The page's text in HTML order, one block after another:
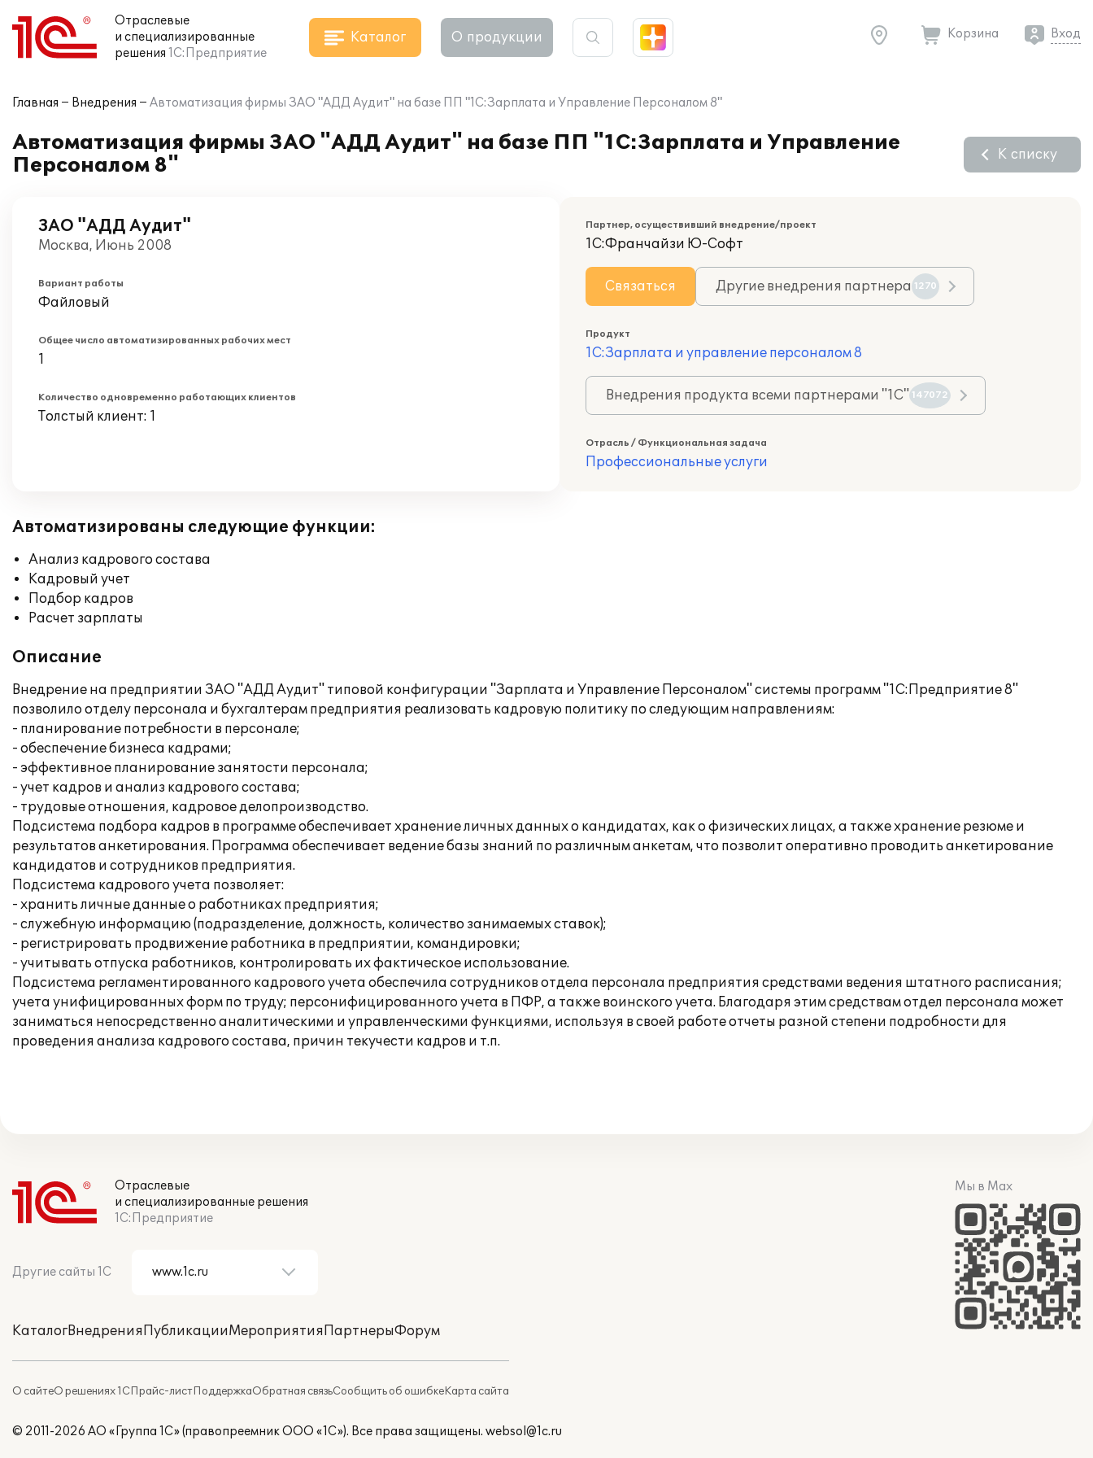
Отраслевые
и специализированные
решения 1С:Предприятие
Каталог О продукции Корзина Вход
Главная Внедрения Автоматизация фирмы ЗАО "АДД Аудит" на базе ПП "1С:Зарплата и Управление Персоналом 8"
Автоматизация фирмы ЗАО "АДД Аудит" на базе ПП "1С:Зарплата и Управление
Персоналом 8"
К списку
ЗАО "АДД Аудит"
Москва, Июнь 2008
Вариант работы
Файловый
Общее число автоматизированных рабочих мест
1
Количество одновременно работающих клиентов
Толстый клиент: 1
Партнер, осуществивший внедрение/проект
1С:Франчайзи Ю-Софт
Связаться Другие внедрения партнера 1270
Продукт
1С:Зарплата и управление персоналом 8
Внедрения продукта всеми партнерами "1С" 147072
Отрасль / Функциональная задача
Профессиональные услуги
Автоматизированы следующие функции:
Анализ кадрового состава
Кадровый учет
Подбор кадров
Расчет зарплаты
Описание
Внедрение на предприятии ЗАО "АДД Аудит" типовой конфигурации "Зарплата и Управление Персоналом" системы программ "1С:Предприятие 8"
позволило отделу персонала и бухгалтерам предприятия реализовать кадровую политику по следующим направлениям:
- планирование потребности в персонале;
- обеспечение бизнеса кадрами;
- эффективное планирование занятости персонала;
- учет кадров и анализ кадрового состава;
- трудовые отношения, кадровое делопроизводство.
Подсистема подбора кадров в программе обеспечивает хранение личных данных о кандидатах, как о физических лицах, а также хранение резюме и
результатов анкетирования. Программа обеспечивает ведение базы знаний по различным анкетам, что позволит оперативно проводить анкетирование
кандидатов и сотрудников предприятия.
Подсистема кадрового учета позволяет:
- хранить личные данные о работниках предприятия;
- служебную информацию (подразделение, должность, количество занимаемых ставок);
- регистрировать продвижение работника в предприятии, командировки;
- учитывать отпуска работников, контролировать их фактическое использование.
Подсистема регламентированного кадрового учета обеспечила сотрудников отдела персонала предприятия средствами ведения штатного расписания;
учета унифицированных форм по труду; персонифицированного учета в ПФР, а также воинского учета. Благодаря этим средствам отдел персонала может
заниматься непосредственно аналитическими и управленческими функциями, используя в своей работе отчеты разной степени подробности для
проведения анализа кадрового состава, причин текучести кадров и т.п.
Отраслевые
и специализированные решения
1С:Предприятие
Другие сайты 1С
КаталогВнедренияПубликацииМероприятияПартнерыФорум
О сайтеО решениях 1СПрайс-листПоддержкаОбратная связьСообщить об ошибкеКарта сайта
Мы в Max
© 2011-2026 АО «Группа 1С» (правопреемник ООО «1С»). Все права защищены. websol@1c.ru